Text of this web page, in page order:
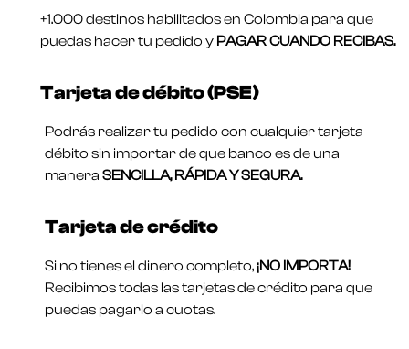
+1.000 destinos habilitados en Colombia para que
puedas hacer tu pedido y PAGAR CUANDO RECIBAS.
Tarjeta de débito (PSE)
Podrás realizar tu pedido con cualquier tarjeta
débito sin importar de que banco es de una
manera SENCILLA, RÁPIDA Y SEGURA.
Tarjeta de crédito
Si no tienes el dinero completo,¡NO IMPORTA!
Recibimos todas las tarjetas de crédito para que
puedas pagarlo a cuotas.